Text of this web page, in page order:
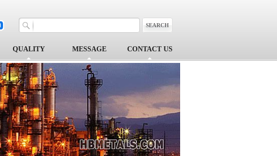
QUALITY MESSAGE CONTACT US
1
2
3
4
5